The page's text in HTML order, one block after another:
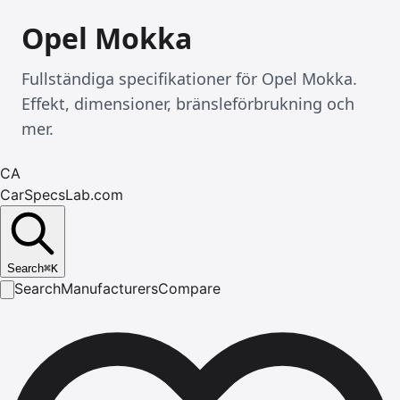
Opel Mokka
Fullständiga specifikationer för Opel Mokka.
Effekt, dimensioner, bränsleförbrukning och
mer.
CA
CarSpecsLab.com
Search⌘K
SearchManufacturersCompare